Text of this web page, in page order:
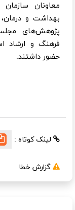
معاونان
بهداشت و درمان،
پژوهش‌های مجلس
فرهنگ و ارشاد
حضور داشتند.
لینک کوتاه :
گزارش خطا